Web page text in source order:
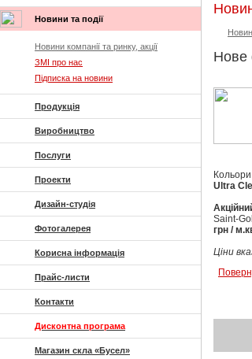
Новини та події
Новини компанії та ринку, акції
ЗМІ про нас
Підписка на новини
Продукція
Виробництво
Послуги
Проекти
Дизайн-студія
Фотогалерея
Корисна інформація
Прайс-листи
Контакти
Дисконтна програма
Магазин скла «Бусел»
Нове
Кольори
Ultra
Saint-
грн /
Ціни